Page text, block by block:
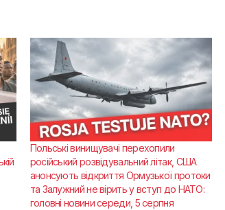
Польські винищувачі перехопили
російський розвідувальний літак, США
анонсують відкриття Ормузької протоки
та Залужний не вірить у вступ до НАТО:
головні новини середи, 5 серпня